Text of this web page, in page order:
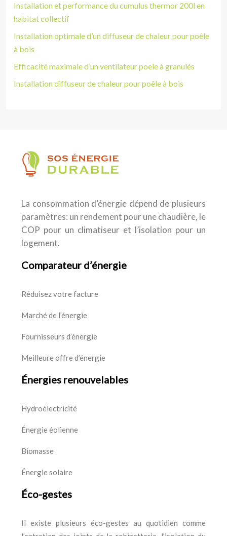
Installation et performance du cumulus thermor 200l en
habitat collectif
Installation optimale d’un diffuseur de chaleur pour poêle
à bois
Efficacité maximale d’un ventilateur poele à granulés
Installation diffuseur de chaleur pour poêle à bois
La consommation d’énergie dépend de plusieurs
paramètres: un rendement pour une chaudière, le
COP pour un climatiseur et l’isolation pour un
logement.
Comparateur d’énergie
Réduisez votre facture
Marché de l’énergie
Fournisseurs d’énergie
Meilleure offre d’énergie
Énergies renouvelables
Hydroélectricité
Énergie éolienne
Biomasse
Énergie solaire
Éco-gestes
Il existe plusieurs éco-gestes au quotidien comme